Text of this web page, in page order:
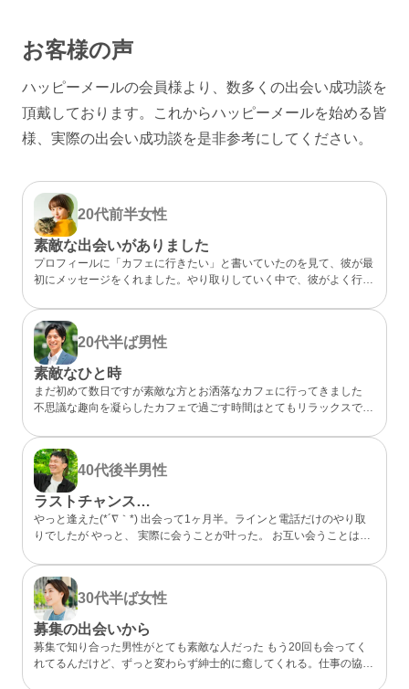
お客様の声
ハッピーメールの会員様より、数多くの出会い成功談を
頂戴しております。
これからハッピーメールを始める皆
様、実際の出会い成功談を是非参考にしてください。
20代前半女性
素敵な出会いがありました
プロフィールに「カフェに行きたい」と書いていたのを見て、彼が最
初にメッセージをくれました。やり取りしていく中で、彼がよく行く
となく気になるところが一緒だったので、私的には今までになくメッ
セージが盛り上がり嬉しかったです。 カフェに誘ってもらい、実際
にお会いするととっても話しやすくて、時間があっという間。 少し
年上でしたが、気を使わずに話せる感じが心地よくて、「また会いた
いな」と素直に伝えました。彼のちょっと嬉しそうな顔をみたら、思
わずドキドキしました。 成功談でいいのか…まだどうなるかはわか
らないけど、出会えてよかったと思える人になりました。
20代半ば男性
素敵なひと時
まだ初めて数日ですが素敵な方とお洒落なカフェに行ってきました
不思議な趣向を凝らしたカフェで過ごす時間はとてもリラックスでき
もお互い良い出会いを探したいですね
40代後半男性
ラストチャンス…
やっと逢えた(*´∇｀*) 出会って1ヶ月半。ラインと電話だけのやり取
りでしたが やっと、 実際に会うことが叶った。 お互い会うことは諦
の可愛い、 メガネの似合う、 タイプの方でした。 ホント、大切にし
たいと思った。 また会う約束もできた。 こんな僕と… ありがとう(*
´∇｀*)
30代半ば女性
募集の出会いから
募集で知り合った男性がとても素敵な人だった もう20回も会ってく
れてるんだけど、ずっと変わらず紳士的に癒してくれる。仕事の協力